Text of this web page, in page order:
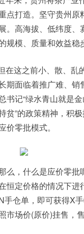
点打造。坚守贵州
。高海拔、低纬度
规模、质量和效益稳
在这之前小、散、乱
期面临着推广难、
书记“绿水青山就是
贫”的政策精神，积
价零批模式。
，什么是应价零批
恒定价格的情况下进
手仓单，即可获得X
市场价(原价)挂售，